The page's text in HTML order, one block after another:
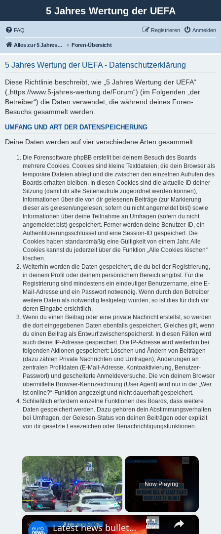
5 Jahres Wertung der UEFA
FAQ Anmelden
Registrieren
Alles zur 5 Jahreswertung / Tabelle der UEFA mit vielen Statistiken. Foren-Übersicht
5 Jahres Wertung der UEFA - Datenschutzerklärung
Diese Richtlinie beschreibt, wie „5 Jahres Wertung der UEFA“
(„https://www.5-jahres-wertung.de/Forum“) (im Folgenden „der
Betreiber“) die Daten verwendet, die während deines Foren-
Besuchs gesammelt werden.
UMFANG UND ART DER DATENSPEICHERUNG
Deine Daten werden auf vier verschiedene Arten gesammelt:
Die Forensoftware phpBB erstellt bei deinem Besuch des Boards
mehrere Cookies. Cookies sind kleine Textdateien, die dein Browser als
temporäre Dateien ablegt und die zwischen den einzelnen Aufrufen des
Boards erhalten bleiben. In diesen Cookies sind die aktuelle ID deiner
Sitzung (damit dir alle Seitenaufrufe zugeordnet werden können),
Informationen über die von dir gelesenen Beiträge (zur Markierung
dieser als gelesen/ungelesen; sofern du nicht angemeldet bist) sowie
Informationen über deine Teilnahme an Umfragen (sofern du nicht
angemeldet bist) gespeichert. Ferner werden deine Benutzer-ID, ein
Authentifizierungsschlüssel und eine Session-ID gespeichert. Die
Cookies haben standardmäßig eine Gültigkeit von einem Jahr. Alle
Cookies kannst du jederzeit über die Funktion „Alle Cookies löschen“
löschen.
Weiterhin werden die Daten gespeichert, die du bei der Registrierung,
in deinem Profil oder deinem persönlichem Bereich angibst. Für die
Registrierung sind mindestens ein eindeutiger Benutzername, eine E-
Mail-Adresse und ein Passwort notwendig. Wenn durch den Betreiber
weitere Daten als notwendig festgelegt wurden, so ist dies für dich vor
deren Eingabe ersichtlich.
Wenn du einen Beitrag oder eine private Nachricht erstellst, so werden
die dort eingegebenen Daten ebenfalls gespeichert. Gleiches gilt, wenn
du einen Beitrag als Entwurf zwischenspeicherst. In diesen Fällen wird
auch deine IP-Adresse gespeichert. Die IP-Adresse wird weiterhin bei
folgenden Aktionen gespeichert: Löschen und Ändern von Beiträgen
(dazu zählen Private Nachrichten und Umfragen), Änderungen an
zentralen Profildaten (E-Mail-Adresse, Kontoaktivierung, Benutzer-
Passwort) und gescheiterte Anmeldeversuche. Die von deinem Browser
übermittelte Browser-Kennzeichnung (User Agent) wird nur in der „Wer
ist online?“-Funktion angezeigt und nicht dauerhaft gespeichert.
Schließlich erfordern einzelne Funktionen des Boards, dass weitere
Daten gespeichert werden. Dazu gehören dein Abstimmungsverhalten
bei Umfragen, der Gelesen-Status von deinen Beiträgen oder explizit
von dir gesetzte Lesezeichen oder Benachrichtigungsfunktionen.
×
Fullscreen
Now Playing
×
Latest news bulletin | July 27th, 2026 – Morning